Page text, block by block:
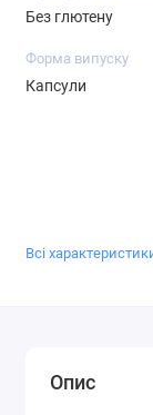
Без глютену
Форма випуску
Капсули
Всі
Опис